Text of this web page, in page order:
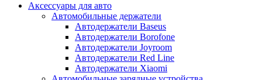
Аксессуары для авто
Автомобильные держатели
Автодержатели Baseus
Автодержатели Borofone
Автодержатели Joyroom
Автодержатели Red Line
Автодержатели Xiaomi